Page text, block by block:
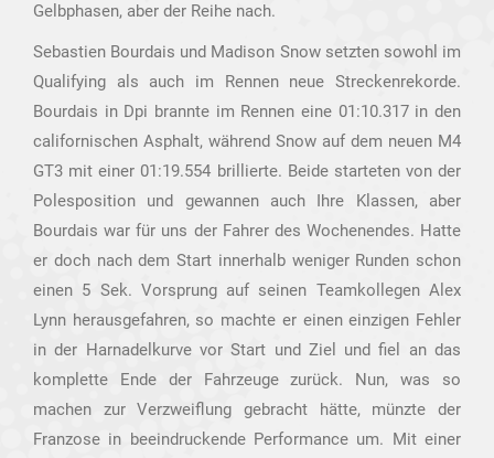
Gelbphasen, aber der Reihe nach.
Sebastien Bourdais und Madison Snow setzten sowohl im
Qualifying als auch im Rennen neue Streckenrekorde.
Bourdais in Dpi brannte im Rennen eine 01:10.317 in den
californischen Asphalt, während Snow auf dem neuen M4
GT3 mit einer 01:19.554 brillierte. Beide starteten von der
Polesposition und gewannen auch Ihre Klassen, aber
Bourdais war für uns der Fahrer des Wochenendes. Hatte
er doch nach dem Start innerhalb weniger Runden schon
einen 5 Sek. Vorsprung auf seinen Teamkollegen Alex
Lynn herausgefahren, so machte er einen einzigen Fehler
in der Harnadelkurve vor Start und Ziel und fiel an das
komplette Ende der Fahrzeuge zurück. Nun, was so
machen zur Verzweiflung gebracht hätte, münzte der
Franzose in beeindruckende Performance um. Mit einer